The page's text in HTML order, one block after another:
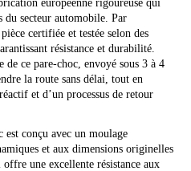
européenne rigoureuse qui
du secteur automobile. Par
certifiée et testée selon des
résistance et durabilité.
ce pare-choc, envoyé sous 3 à 4
la route sans délai, tout en
et d’un processus de retour
est conçu avec un moulage
et aux dimensions originelles
une excellente résistance aux